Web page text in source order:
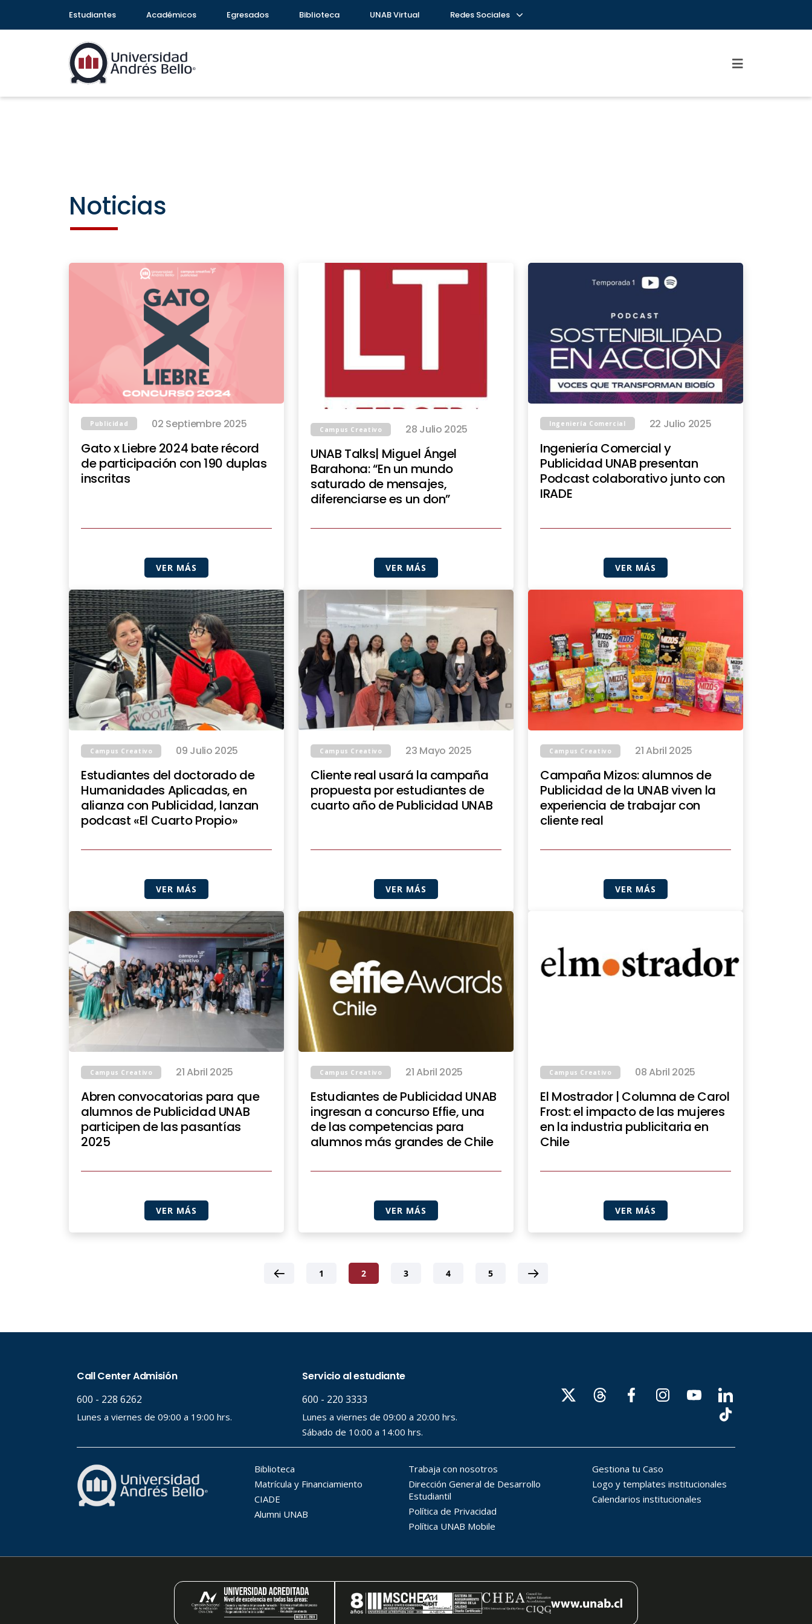
Estudiantes Académicos Egresados Biblioteca UNAB Virtual Redes Sociales
Noticias
Publicidad 02 Septiembre 2025
Gato x Liebre 2024 bate récord
de participación con 190 duplas
inscritas
VER MÁS
Campus Creativo 28 Julio 2025
UNAB Talks| Miguel Ángel
Barahona: “En un mundo
saturado de mensajes,
diferenciarse es un don”
VER MÁS
Ingeniería Comercial 22 Julio 2025
Ingeniería Comercial y
Publicidad UNAB presentan
Podcast colaborativo junto con
IRADE
VER MÁS
Campus Creativo 09 Julio 2025
Estudiantes del doctorado de
Humanidades Aplicadas, en
alianza con Publicidad, lanzan
podcast «El Cuarto Propio»
VER MÁS
Campus Creativo 23 Mayo 2025
Cliente real usará la campaña
propuesta por estudiantes de
cuarto año de Publicidad UNAB
VER MÁS
Campus Creativo 21 Abril 2025
Campaña Mizos: alumnos de
Publicidad de la UNAB viven la
experiencia de trabajar con
cliente real
VER MÁS
Campus Creativo 21 Abril 2025
Abren convocatorias para que
alumnos de Publicidad UNAB
participen de las pasantías
2025
VER MÁS
Campus Creativo 21 Abril 2025
Estudiantes de Publicidad UNAB
ingresan a concurso Effie, una
de las competencias para
alumnos más grandes de Chile
VER MÁS
Campus Creativo 08 Abril 2025
El Mostrador | Columna de Carol
Frost: el impacto de las mujeres
en la industria publicitaria en
Chile
VER MÁS
1 2 3 4 5